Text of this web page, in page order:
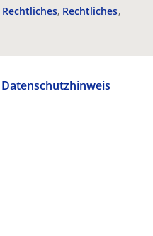
Rechtliches Rechtliches
Datenschutzhinweis